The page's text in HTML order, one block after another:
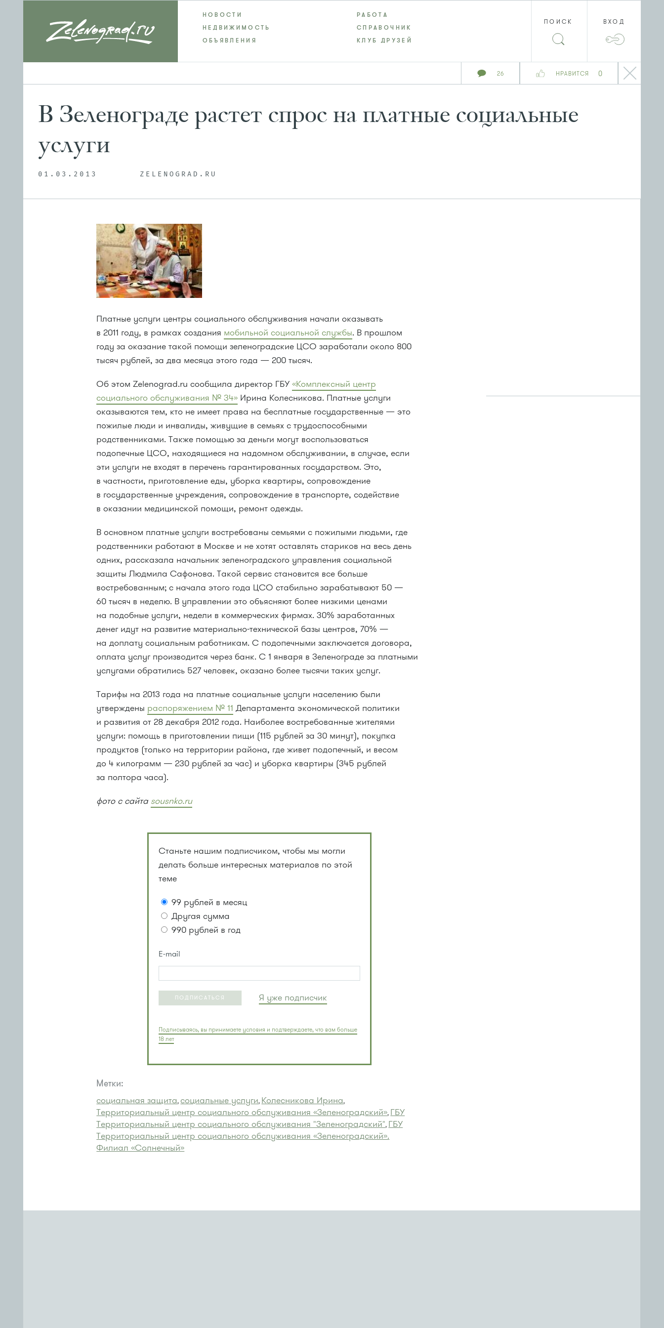
26 НРАВИТСЯ 0
НОВОСТИ
РАБОТА
НЕДВИЖИМОСТЬ
СПРАВОЧНИК
ОБЪЯВЛЕНИЯ
КЛУБ ДРУЗЕЙ
ПОИСК ВХОД
В Зеленограде растет спрос на платные социальные
услуги
01.03.2013 ZELENOGRAD.RU
Платные услуги центры социального обслуживания начали оказывать
в 2011 году, в рамках создания мобильной социальной службы. В прошлом
году за оказание такой помощи зеленоградские ЦСО заработали около 800
тысяч рублей, за два месяца этого года — 200 тысяч.
Об этом Zelenograd.ru сообщила директор ГБУ«Комплексный центр
социального обслуживания № 34» Ирина Колесникова. Платные услуги
оказываются тем, кто не имеет права на бесплатные государственные — это
пожилые люди и инвалиды, живущие в семьях с трудоспособными
родственниками. Также помощью за деньги могут воспользоваться
подопечные ЦСО, находящиеся на надомном обслуживании, в случае, если
эти услуги не входят в перечень гарантированных государством. Это,
в частности, приготовление еды, уборка квартиры, сопровождение
в государственные учреждения, сопровождение в транспорте, содействие
в оказании медицинской помощи, ремонт одежды.
В основном платные услуги востребованы семьями с пожилыми людьми, где
родственники работают в Москве и не хотят оставлять стариков на весь день
одних, рассказала начальник зеленоградского управления социальной
защиты Людмила Сафонова. Такой сервис становится все больше
востребованным; с начала этого года ЦСО стабильно зарабатывают 50 —
60 тысяч в неделю. В управлении это объясняют более низкими ценами
на подобные услуги, недели в коммерческих фирмах. 30% заработанных
денег идут на развитие материально-технической базы центров, 70% —
на доплату социальным работникам. С подопечными заключается договора,
оплата услуг производится через банк. С 1 января в Зеленограде за платными
услугами обратились 527 человек, оказано более тысячи таких услуг.
Тарифы на 2013 года на платные социальные услуги населению были
утверждены распоряжением № 11 Департамента экономической политики
и развития от 28 декабря 2012 года. Наиболее востребованные жителями
услуги: помощь в приготовлении пищи (115 рублей за 30 минут), покупка
продуктов (только на территории района, где живет подопечный, и весом
до 4 килограмм — 230 рублей за час) и уборка квартиры (345 рублей
за полтора часа).
фото с сайта sousnko.ru
Станьте нашим подписчиком, чтобы мы могли
делать больше интересных материалов по этой
теме
99 рублей в месяц
Другая сумма
990 рублей в год
E-mail
ПОДПИСАТЬСЯ Я уже подписчик
Подписываясь, вы принимаете условия и подтверждаете, что вам больше
18 лет
Метки:
социальная защита, социальные услуги, Колесникова Ирина,
Территориальный центр социального обслуживания «Зеленоградский», ГБУ
Территориальный центр социального обслуживания "Зеленоградский", ГБУ
Территориальный центр социального обслуживания «Зеленоградский».
Филиал «Солнечный»